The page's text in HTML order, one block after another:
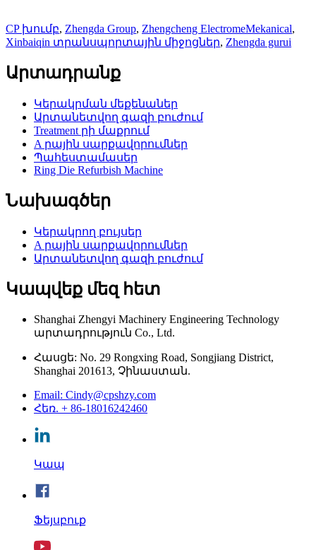
CP խումբ, Zhengda Group, Zhengcheng ElectromeMekanical,
Xinbaiqin տրանսպորտային միջոցներ, Zhengda gurui
Արտադրանք
Կերակրման մեքենաներ
Արտանետվող գազի բուժում
Treatment րի մաքրում
A րային սարքավորումներ
Պահեստամասեր
Ring Die Refurbish Machine
Նախագծեր
Կերակրող բույսեր
A րային սարքավորումներ
Արտանետվող գազի բուժում
Կապվեք մեզ հետ
Shanghai Zhengyi Machinery Engineering Technology
արտադրություն Co., Ltd.
Հասցե: No. 29 Rongxing Road, Songjiang District,
Shanghai 201613, Չինաստան.
Email: Cindy@cpshzy.com
Հեռ. + 86-18016242460
Կապ
Ֆեյսբուք